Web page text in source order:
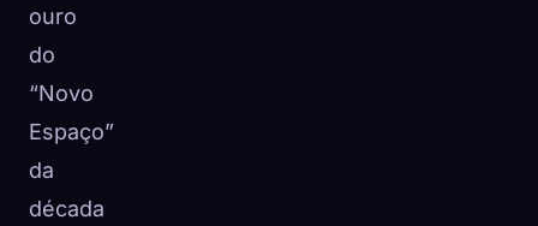
ouro
do
“Novo
Espaço”
da
década